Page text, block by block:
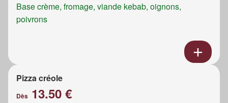
Base crème, fromage, viande kebab, oignons,
poivrons
Pizza créole
Dès 13.50 €